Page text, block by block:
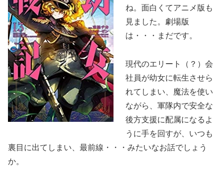
ね。面白くてアニメ版も
見ました。劇場版
は・・・まだです。
現代のエリート（？）会
社員が幼女に転生させら
れてしまい、魔法を使い
ながら、軍隊内で安全な
後方支援に配属になるよ
うに手を回すが、いつも
裏目に出てしまい、最前線・・・みたいなお話でしょう
か。